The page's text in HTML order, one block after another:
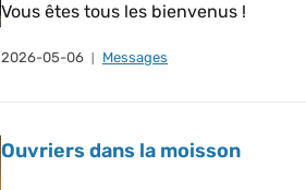
Vous êtes tous les bienvenus !
2026-05-06 Messages
Ouvriers dans la moisson